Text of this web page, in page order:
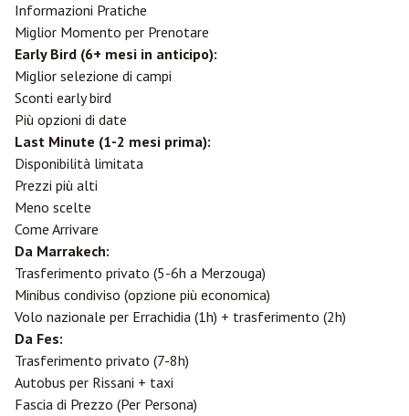
Informazioni Pratiche
Miglior Momento per Prenotare
Early Bird (6+ mesi in anticipo):
Miglior selezione di campi
Sconti early bird
Più opzioni di date
Last Minute (1-2 mesi prima):
Disponibilità limitata
Prezzi più alti
Meno scelte
Come Arrivare
Da Marrakech:
Trasferimento privato (5-6h a Merzouga)
Minibus condiviso (opzione più economica)
Volo nazionale per Errachidia (1h) + trasferimento (2h)
Da Fes:
Trasferimento privato (7-8h)
Autobus per Rissani + taxi
Fascia di Prezzo (Per Persona)